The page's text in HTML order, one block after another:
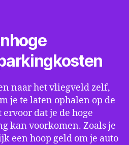
naar het vliegveld zelf,
je te laten ophalen op de
dat je de hoge
kan voorkomen. Zoals je
een hoop geld om je auto